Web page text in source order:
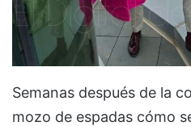
Semanas después de la
mozo de espadas cómo